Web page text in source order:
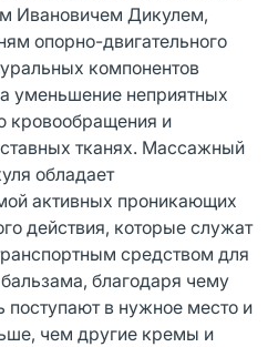
Ивановичем Дикулем,
опорно-двигательного
компонентов
уменьшение неприятных
кровообращения и
тканях. Массажный
обладает
активных проникающих
действия, которые служат
средством для
благодаря чему
поступают в нужное место и
чем другие кремы и